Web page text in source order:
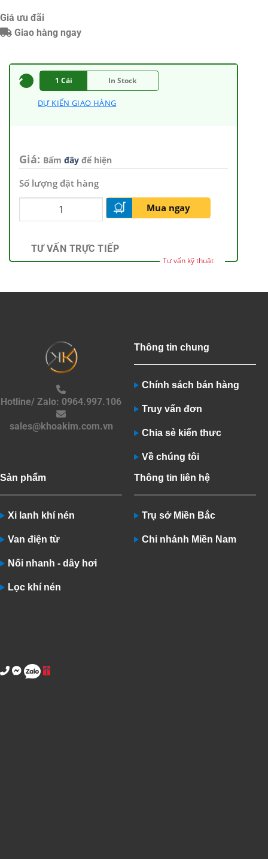
Giá ưu đãi
Giao hàng ngay
1 Cái In Stock
DỰ KIẾN GIAO HÀNG
Giá: Bấm đây để hiện
Số lượng đặt hàng
Mua ngay
TƯ VẤN TRỰC TIẾP
Tư vấn kỹ thuật
Hotline/ Zalo: 0964.997.106
sales@khoakim.com.vn
Thông tin chung
Chính sách bán hàng
Truy vấn đơn
Chia sẻ kiến thưc
Về chúng tôi
Sản phẩm
Xi lanh khí nén
Van điện từ
Nối nhanh - dây hơi
Lọc khí nén
Thông tin liên hệ
Trụ sở Miền Bắc
Chi nhánh Miền Nam